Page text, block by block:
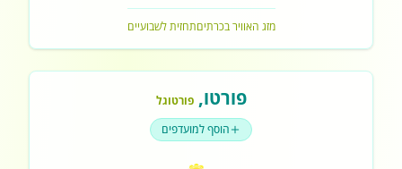
מזג האוויר בכרתיםתחזית לשבועיים
פורטו,פורטוגל
הוסף למועדפים